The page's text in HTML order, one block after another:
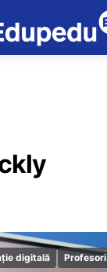
digitală Profesori